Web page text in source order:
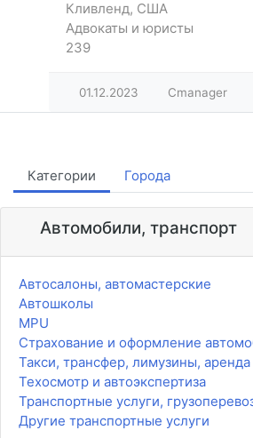
Кливленд, США
Адвокаты и юристы
239
01.12.2023 Cmanager
Категории Города
Автомобили, транспорт
Автосалоны, автомастерские
Автошколы
MPU
Страхование и оформление
Такси, трансфер, лимузины, аренда
Техосмотр и автоэкспертиза
Транспортные услуги,
Другие транспортные услуги